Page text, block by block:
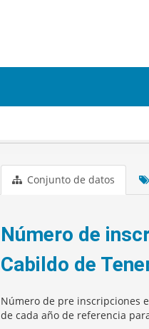
Conjunto de datos
Número de
Cabildo de
Número de pre inscripciones
de cada año de referencia